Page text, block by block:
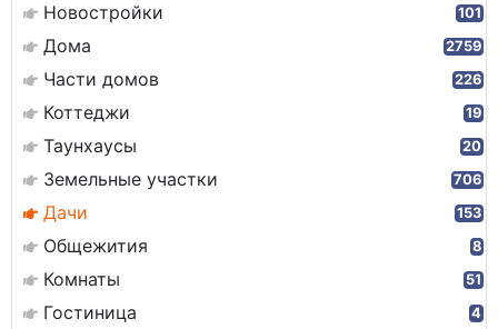
Новостройки 101
Дома 2759
Части домов 226
Коттеджи 19
Таунхаусы 20
Земельные участки 706
Дачи 153
Общежития 8
Комнаты 51
Гостиница 4